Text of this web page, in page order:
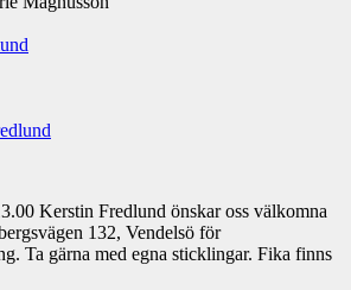
Kerstin Fredlund önskar oss välkomna
132, Vendelsö för
Ta gärna med egna sticklingar. Fika finns